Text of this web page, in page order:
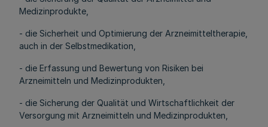
Medizinprodukte,
- die Sicherheit und Optimierung der Arzneimitteltherapie,
auch in der Selbstmedikation,
- die Erfassung und Bewertung von Risiken bei
Arzneimitteln und Medizinprodukten,
- die Sicherung der Qualität und Wirtschaftlichkeit der
Versorgung mit Arzneimitteln und Medizinprodukten,